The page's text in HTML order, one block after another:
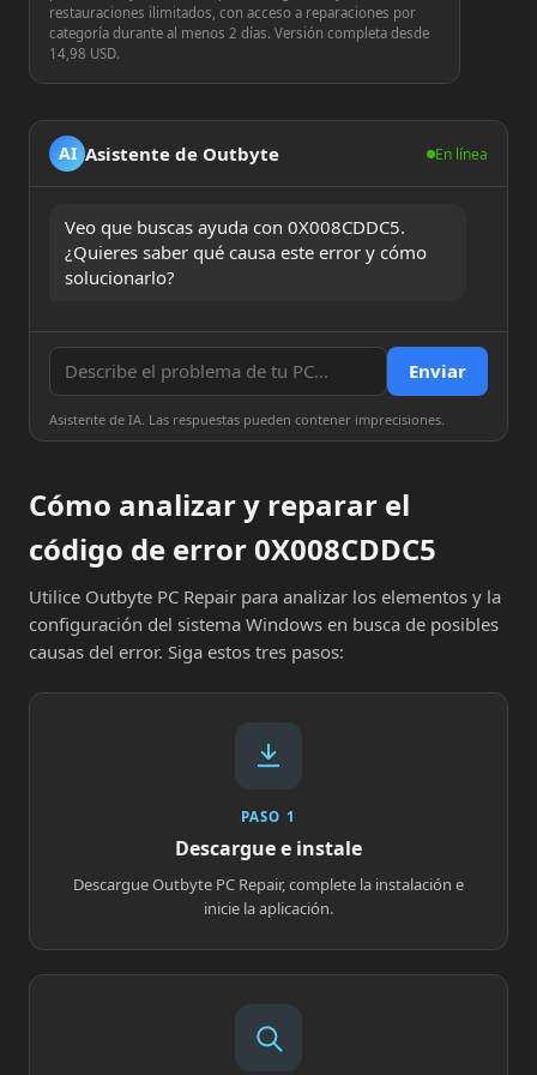
restauraciones ilimitados, con acceso a reparaciones por
categoría durante al menos 2 días. Versión completa desde
14,98 USD.
AI Asistente de Outbyte En línea
Veo que buscas ayuda con 0X008CDDC5.
¿Quieres saber qué causa este error y cómo
solucionarlo?
Enviar
Asistente de IA. Las respuestas pueden contener imprecisiones.
Cómo analizar y reparar el
código de error 0X008CDDC5
Utilice Outbyte PC Repair para analizar los elementos y la
configuración del sistema Windows en busca de posibles
causas del error. Siga estos tres pasos:
PASO 1
Descargue e instale
Descargue Outbyte PC Repair, complete la instalación e
inicie la aplicación.